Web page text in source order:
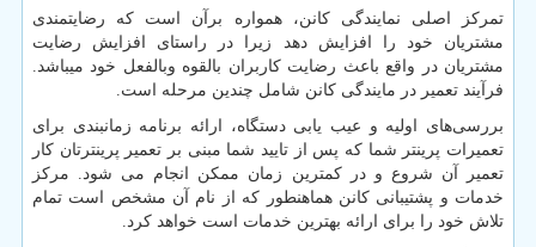
تمرکز اصلی نمایندگی کانن، همواره برآن است که رضایتمندی
مشتریان خود را افزایش دهد زیرا در راستای افزایش رضایت
مشتریان در واقع باعث رضایت کاربران بالقوه وبالفعل خود میباشد.
فرآیند تعمیر در مایندگی کانن شامل چندین مرحله است.
بررسی‌های اولیه و عیب یابی دستگاه، ارائه برنامه زمانبندی برای
تعمیرات پرینتر شما که پس از تایید شما مبنی بر تعمیر پرینترتان کار
تعمیر آن شروع و در کمترین زمان ممکن انجام می شود. مرکز
خدمات و پشتیبانی کانن هماهنطور که از نام آن مشخص است تمام
تلاش خود را برای ارائه بهترین خدمات است خواهد کرد.